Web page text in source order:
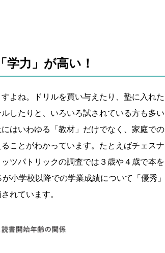
学力」が高い！
よね。ドリルを買い与えたり、塾に入れた
したりと、いろいろ試されている方も多い
はいわゆる「教材」だけでなく、家庭での
ことがわかっています。たとえばチェスナ
ツパトリックの調査では３歳や４歳で本を
小学校以降での学業成績について「優秀」
れています。